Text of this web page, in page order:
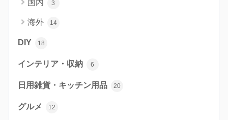
国内 3
海外 14
DIY 18
インテリア・収納 6
日用雑貨・キッチン用品 20
グルメ 12